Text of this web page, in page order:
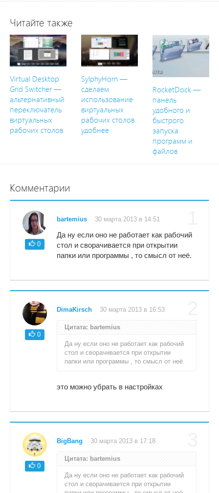
Читайте также
Virtual Desktop
Grid Switcher —
альтернативный
переключатель
виртуальных
рабочих столов
SylphyHorn —
сделаем
использование
виртуальных
рабочих столов
удобнее
RocketDock —
панель
удобного и
быстрого
запуска
программ и
файлов
Комментарии
0
bartemius 30 марта 2013 в 14:51
Да ну если оно не работает как рабочий
стол и сворачивается при открытии
папки или программы , то смысл от неё.
0
DimaKirsch 30 марта 2013 в 16:53
Цитата: bartemius
Да ну если оно не работает как рабочий
стол и сворачивается при открытии
папки или программы , то смысл от неё.
это можно убрать в настройках
0
BigBang 30 марта 2013 в 17:18
Цитата: bartemius
Да ну если оно не работает как рабочий
стол и сворачивается при открытии